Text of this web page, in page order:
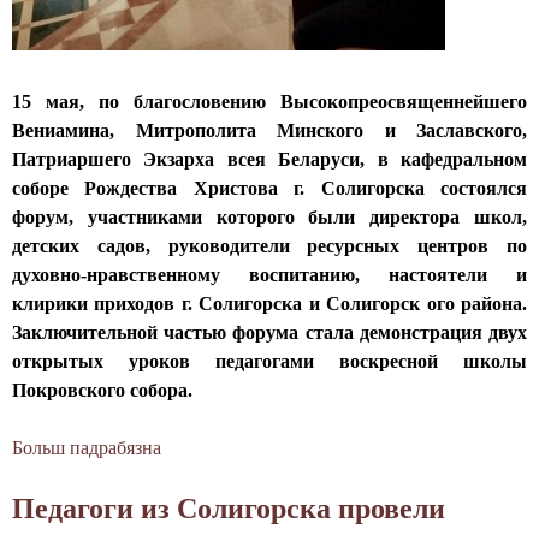
о
о
р
г
о
р
о
д
Г
р
15 мая, по благословению Высокопреосвященнейшего
Вениамина, Митрополита Минского и Заславского,
Патриаршего Экзарха всея Беларуси, в кафедральном
соборе Рождества Христова г. Солигорска состоялся
форум, участниками которого были директора школ,
детских садов, руководители ресурсных центров по
духовно-нравственному воспитанию, настоятели и
клирики приходов г. Солигорска и Солигорск ого района.
Заключительной частью форума стала демонстрация двух
открытых уроков педагогами воскресной школы
Покровского собора.
Больш падрабязна
П
Педагоги из Солигорска провели